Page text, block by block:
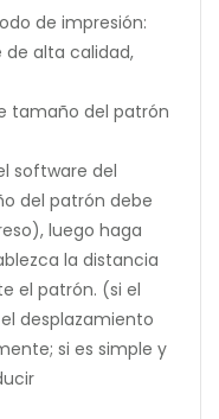
de impresión:
de alta calidad,
tamaño del patrón
software del
del patrón debe
luego haga
la distancia
el patrón. (si el
desplazamiento
si es simple y